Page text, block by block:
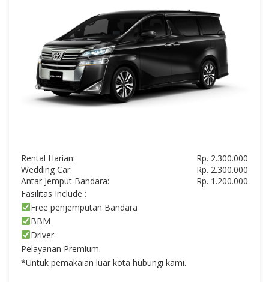
Rental Harian:
Rp. 2.300.000
Wedding Car:
Rp. 2.300.000
Antar Jemput Bandara:
Rp. 1.200.000
Fasilitas Include :
Free penjemputan Bandara
BBM
Driver
Pelayanan Premium.
*Untuk pemakaian luar kota hubungi kami.